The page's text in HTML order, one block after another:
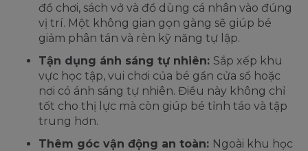
đồ chơi, sách vở và đồ dùng cá nhân vào đúng
vị trí. Một không gian gọn gàng sẽ giúp bé
giảm phân tán và rèn kỹ năng tự lập.
Tận dụng ánh sáng tự nhiên: Sắp xếp khu
vực học tập, vui chơi của bé gần cửa sổ hoặc
nơi có ánh sáng tự nhiên. Điều này không chỉ
tốt cho thị lực mà còn giúp bé tỉnh táo và tập
trung hơn.
Thêm góc vận động an toàn: Ngoài khu học